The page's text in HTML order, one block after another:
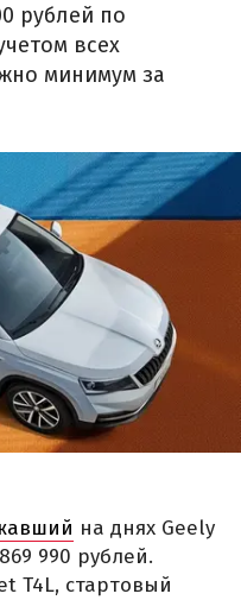
рублей по
всех
минимум за
на днях Geely
990 рублей.
T4L, стартовый